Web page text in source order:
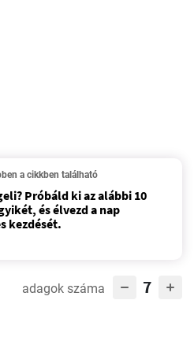
a cikkben található
Próbáld ki az alábbi 10
és élvezd a nap
kezdését.
adagok száma 7